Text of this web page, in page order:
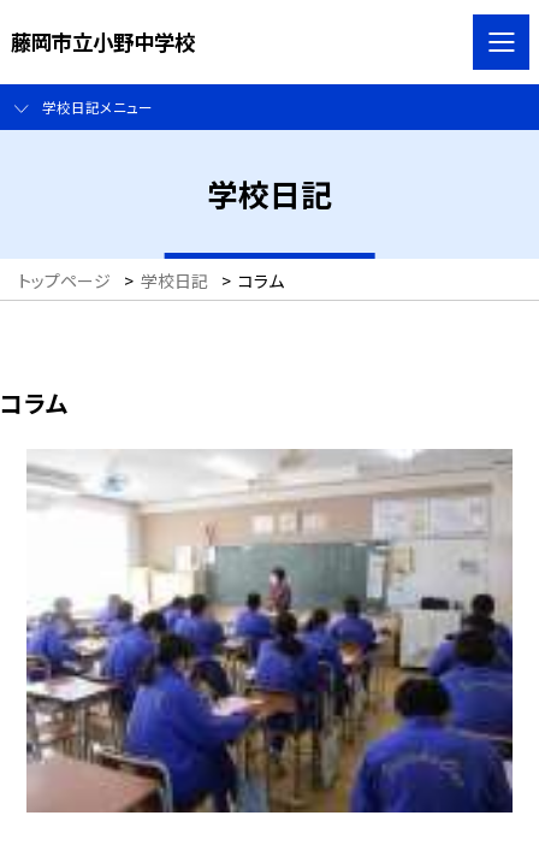
藤岡市立小野中学校
学校日記メニュー
学校日記
トップページ > 学校日記 > コラム
コラム